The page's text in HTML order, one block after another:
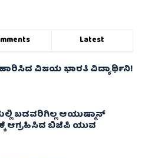
Latest
ವಿಜಯ ಭಾರತಿ ವಿದ್ಯಾರ್ಥಿನಿ!
ಬಡವರಿಗಿಲ್ಲ ಆಯುಷ್ಮಾನ್
ಆಗ್ರಹಿಸಿದ ಬಿಜೆಪಿ ಯುವ